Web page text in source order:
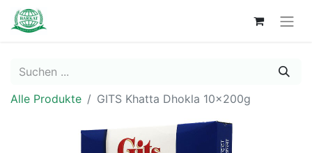
Alle Produkte GITS Khatta Dhokla 10x200g